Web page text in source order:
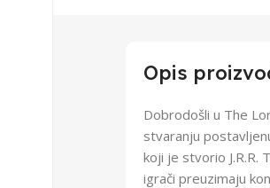
Opis
Dobrodošli u The
stvaranju
koji je stvorio J.R.R.
igrači preuzimaju